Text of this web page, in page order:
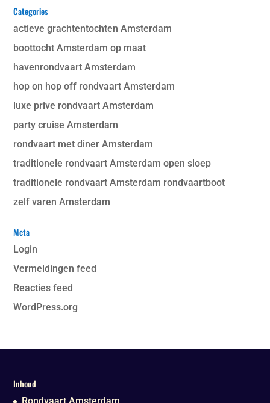
Categories
actieve grachtentochten Amsterdam
boottocht Amsterdam op maat
havenrondvaart Amsterdam
hop on hop off rondvaart Amsterdam
luxe prive rondvaart Amsterdam
party cruise Amsterdam
rondvaart met diner Amsterdam
traditionele rondvaart Amsterdam open sloep
traditionele rondvaart Amsterdam rondvaartboot
zelf varen Amsterdam
Meta
Login
Vermeldingen feed
Reacties feed
WordPress.org
Inhoud